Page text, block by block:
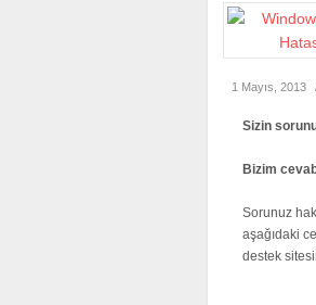
1 Mayıs, 2013
Sizin
Bizim
Sorunuz
aşağıdaki
destek